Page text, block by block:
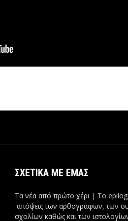
ΣΧΕΤΙΚΆ ΜΕ ΕΜΆΣ
Τα νέα από πρώτο χέρι | Tο
απόψεις των αρθογράφων, των
σχολίων καθώς και των